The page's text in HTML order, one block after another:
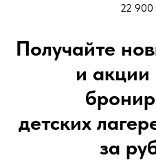
22 900
Получайте
и акции
детских
за